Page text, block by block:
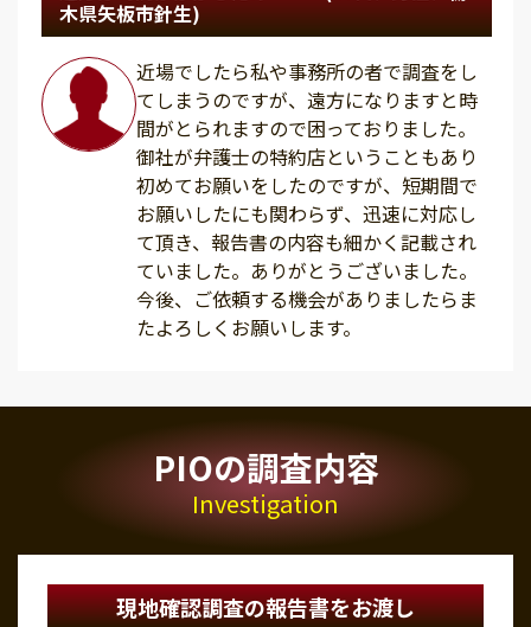
木県矢板市針生)
近場でしたら私や事務所の者で調査をし
てしまうのですが、遠方になりますと時
間がとられますので困っておりました。
御社が弁護士の特約店ということもあり
初めてお願いをしたのですが、短期間で
お願いしたにも関わらず、迅速に対応し
て頂き、報告書の内容も細かく記載され
ていました。ありがとうございました。
今後、ご依頼する機会がありましたらま
たよろしくお願いします。
PIOの調査内容
Investigation
現地確認調査の報告書をお渡し